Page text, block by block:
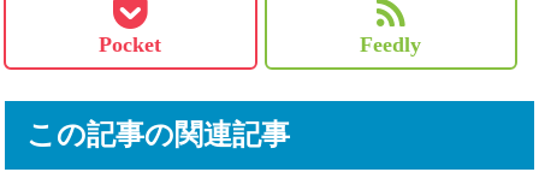
Pocket Feedly
この記事の関連記事